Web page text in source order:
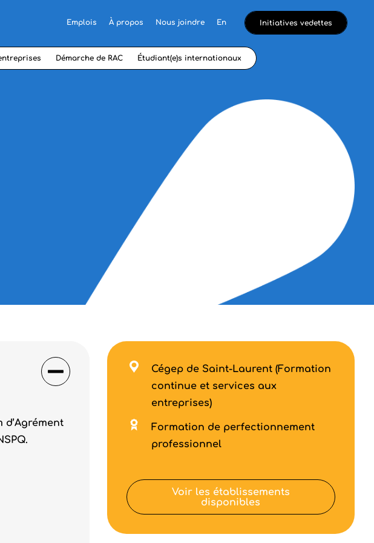
Emplois À propos Nous joindre En Initiatives vedettes
Démarche de RAC Étudiant(e)s internationaux
Cégep de Saint-Laurent (Formation
continue et services aux
entreprises)
Formation de perfectionnement
professionnel
Voir les établissements
disponibles